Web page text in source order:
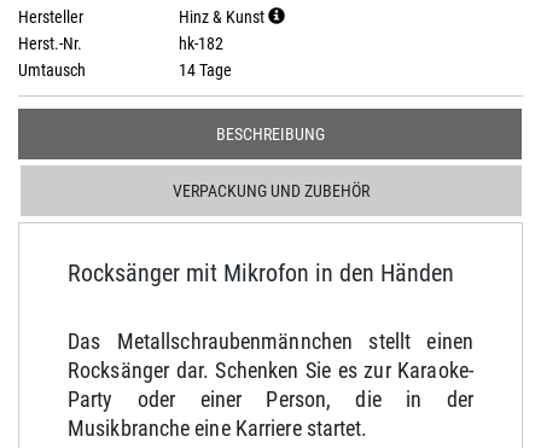
Hersteller
Hinz & Kunst
Herst.-Nr.
hk-182
Umtausch
14 Tage
BESCHREIBUNG
VERPACKUNG UND ZUBEHÖR
Rocksänger mit Mikrofon in den Händen
Das Metallschraubenmännchen stellt einen
Rocksänger dar. Schenken Sie es zur Karaoke-
Party oder einer Person, die in der
Musikbranche eine Karriere startet.